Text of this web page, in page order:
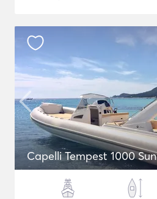
Capelli Tempest 1000 Sun